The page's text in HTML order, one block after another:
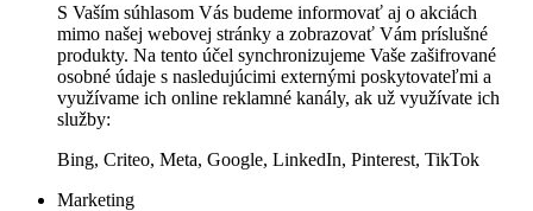
S Vaším súhlasom Vás budeme informovať aj o akciách
mimo našej webovej stránky a zobrazovať Vám príslušné
produkty. Na tento účel synchronizujeme Vaše zašifrované
osobné údaje s nasledujúcimi externými poskytovateľmi a
využívame ich online reklamné kanály, ak už využívate ich
služby:
Bing, Criteo, Meta, Google, LinkedIn, Pinterest, TikTok
Marketing